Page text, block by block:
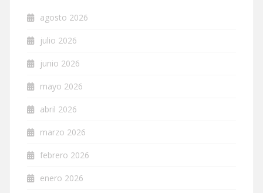
agosto 2026
julio 2026
junio 2026
mayo 2026
abril 2026
marzo 2026
febrero 2026
enero 2026